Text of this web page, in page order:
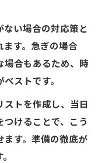
い場合の対応策と
ます。急ぎの場合
場合もあるため、時
ストです。
トを作成し、当日
けることで、こう
ます。準備の徹底が